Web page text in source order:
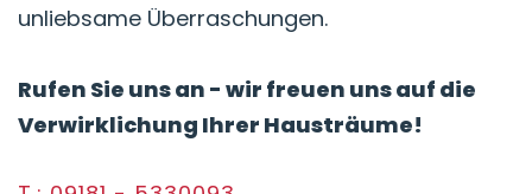
unliebsame Überraschungen.
Rufen Sie uns an - wir freuen uns auf die
Verwirklichung Ihrer Hausträume!